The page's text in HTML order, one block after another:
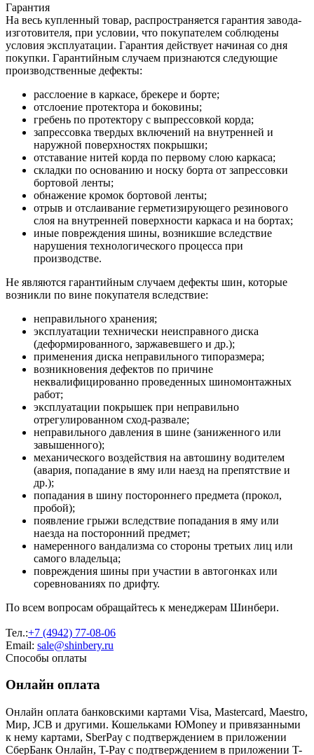
Гарантия
На весь купленный товар, распространяется гарантия завода-
изготовителя, при условии, что покупателем соблюдены
условия эксплуатации. Гарантия действует начиная со дня
покупки. Гарантийным случаем признаются следующие
производственные дефекты:
расслоение в каркасе, брекере и борте;
отслоение протектора и боковины;
гребень по протектору с выпрессовкой корда;
запрессовка твердых включений на внутренней и
наружной поверхностях покрышки;
отставание нитей корда по первому слою каркаса;
складки по основанию и носку борта от запрессовки
бортовой ленты;
обнажение кромок бортовой ленты;
отрыв и отслаивание герметизирующего резинового
слоя на внутренней поверхности каркаса и на бортах;
иные повреждения шины, возникшие вследствие
нарушения технологического процесса при
производстве.
Не являются гарантийным случаем дефекты шин, которые
возникли по вине покупателя вследствие:
неправильного хранения;
эксплуатации технически неисправного диска
(деформированного, заржавевшего и др.);
применения диска неправильного типоразмера;
возникновения дефектов по причине
неквалифицированно проведенных шиномонтажных
работ;
эксплуатации покрышек при неправильно
отрегулированном сход-развале;
неправильного давления в шине (заниженного или
завышенного);
механического воздействия на автошину водителем
(авария, попадание в яму или наезд на препятствие и
др.);
попадания в шину постороннего предмета (прокол,
пробой);
появление грыжи вследствие попадания в яму или
наезда на посторонний предмет;
намеренного вандализма со стороны третьих лиц или
самого владельца;
повреждения шины при участии в автогонках или
соревнованиях по дрифту.
По всем вопросам обращайтесь к менеджерам Шинбери.
Тел.:+7 (4942) 77-08-06
Email: sale@shinbery.ru
Способы оплаты
Онлайн оплата
Онлайн оплата банковскими картами Visa, Mastercard, Maestro,
Мир, JCB и другими. Кошельками ЮMoney и привязанными
к нему картами, SberPay с подтверждением в приложении
СберБанк Онлайн, T-Pay с подтверждением в приложении T-